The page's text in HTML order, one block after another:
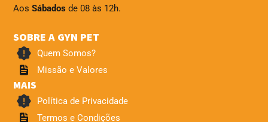
Aos Sábados de 08 às 12h.
SOBRE A GYN PET
Quem Somos?
Missão e Valores
MAIS
Política de Privacidade
Termos e Condições